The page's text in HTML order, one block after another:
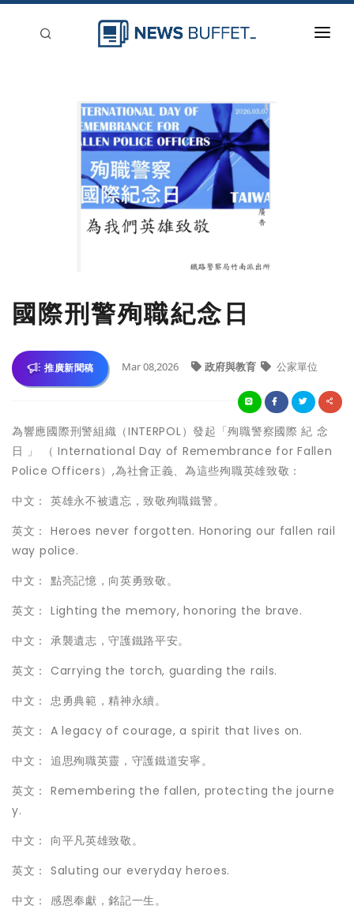
新聞稿分類
國際刑警殉職紀念日
推廣新聞稿 Mar 08,2026 政府與教育 公家單位
為響應國際刑警組織（INTERPOL）發起「殉職警察國際 紀 念
日 」 （ International Day of Remembrance for Fallen
Police Officers）,為社會正義、為這些殉職英雄致敬：
中文： 英雄永不被遺忘，致敬殉職鐵警。
英文： Heroes never forgotten. Honoring our fallen rail
way police.
中文： 點亮記憶，向英勇致敬。
英文： Lighting the memory, honoring the brave.
中文： 承襲遺志，守護鐵路平安。
英文： Carrying the torch, guarding the rails.
中文： 忠勇典範，精神永續。
英文： A legacy of courage, a spirit that lives on.
中文： 追思殉職英靈，守護鐵道安寧。
英文： Remembering the fallen, protecting the journe
y.
中文： 向平凡英雄致敬。
英文： Saluting our everyday heroes.
中文： 感恩奉獻，銘記一生。